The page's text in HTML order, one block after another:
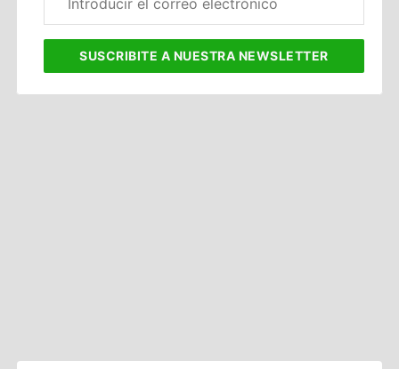
electrónico
SUSCRIBITE A NUESTRA NEWSLETTER